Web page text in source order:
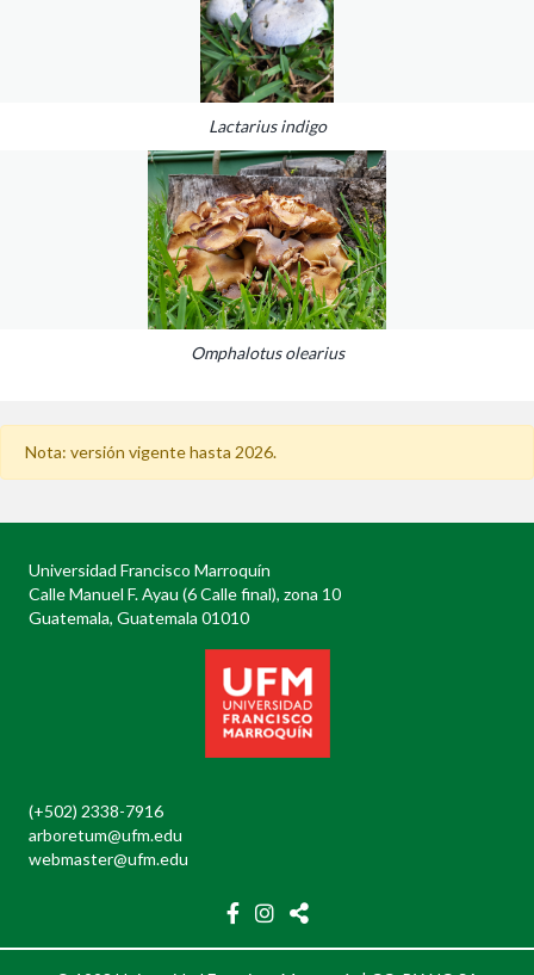
Lactarius indigo
Omphalotus olearius
Nota: versión vigente hasta 2026.
Universidad Francisco Marroquín
Calle Manuel F. Ayau (6 Calle final), zona 10
Guatemala, Guatemala 01010
(+502) 2338-7916
arboretum@ufm.edu
webmaster@ufm.edu